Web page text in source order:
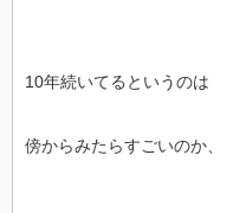
10年続いてるというのは
傍からみたらすごいのか、